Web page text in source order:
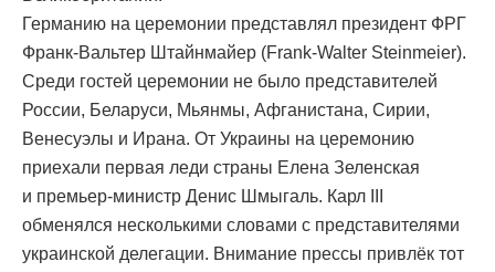
Германию на церемонии представлял президент ФРГ
Франк-Вальтер Штайнмайер (Frank-Walter Steinmeier).
Среди гостей церемонии не было представителей
России, Беларуси, Мьянмы, Афганистана, Сирии,
Венесуэлы и Ирана. От Украины на церемонию
приехали первая леди страны Елена Зеленская
и премьер-министр Денис Шмыгаль. Карл III
обменялся несколькими словами с представителями
украинской делегации. Внимание прессы привлёк тот